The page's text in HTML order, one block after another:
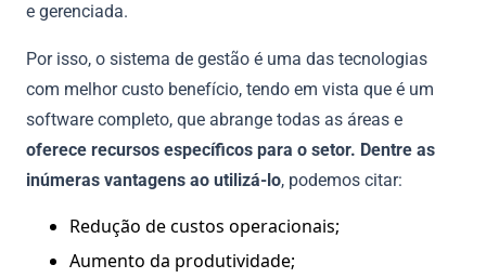
e gerenciada.
Por isso, o sistema de gestão é uma das tecnologias
com melhor custo benefício, tendo em vista que é um
software completo, que abrange todas as áreas e
oferece recursos específicos para o setor. Dentre as
inúmeras vantagens ao utilizá-lo, podemos citar:
Redução de custos operacionais;
Aumento da produtividade;